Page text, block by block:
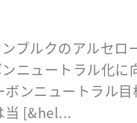
ブルクのアルセロ
ニュートラル化
ンニュートラル
[&hel...